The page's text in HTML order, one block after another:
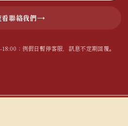
聯絡我們
；例假日暫停客服，訊息不定期回覆。